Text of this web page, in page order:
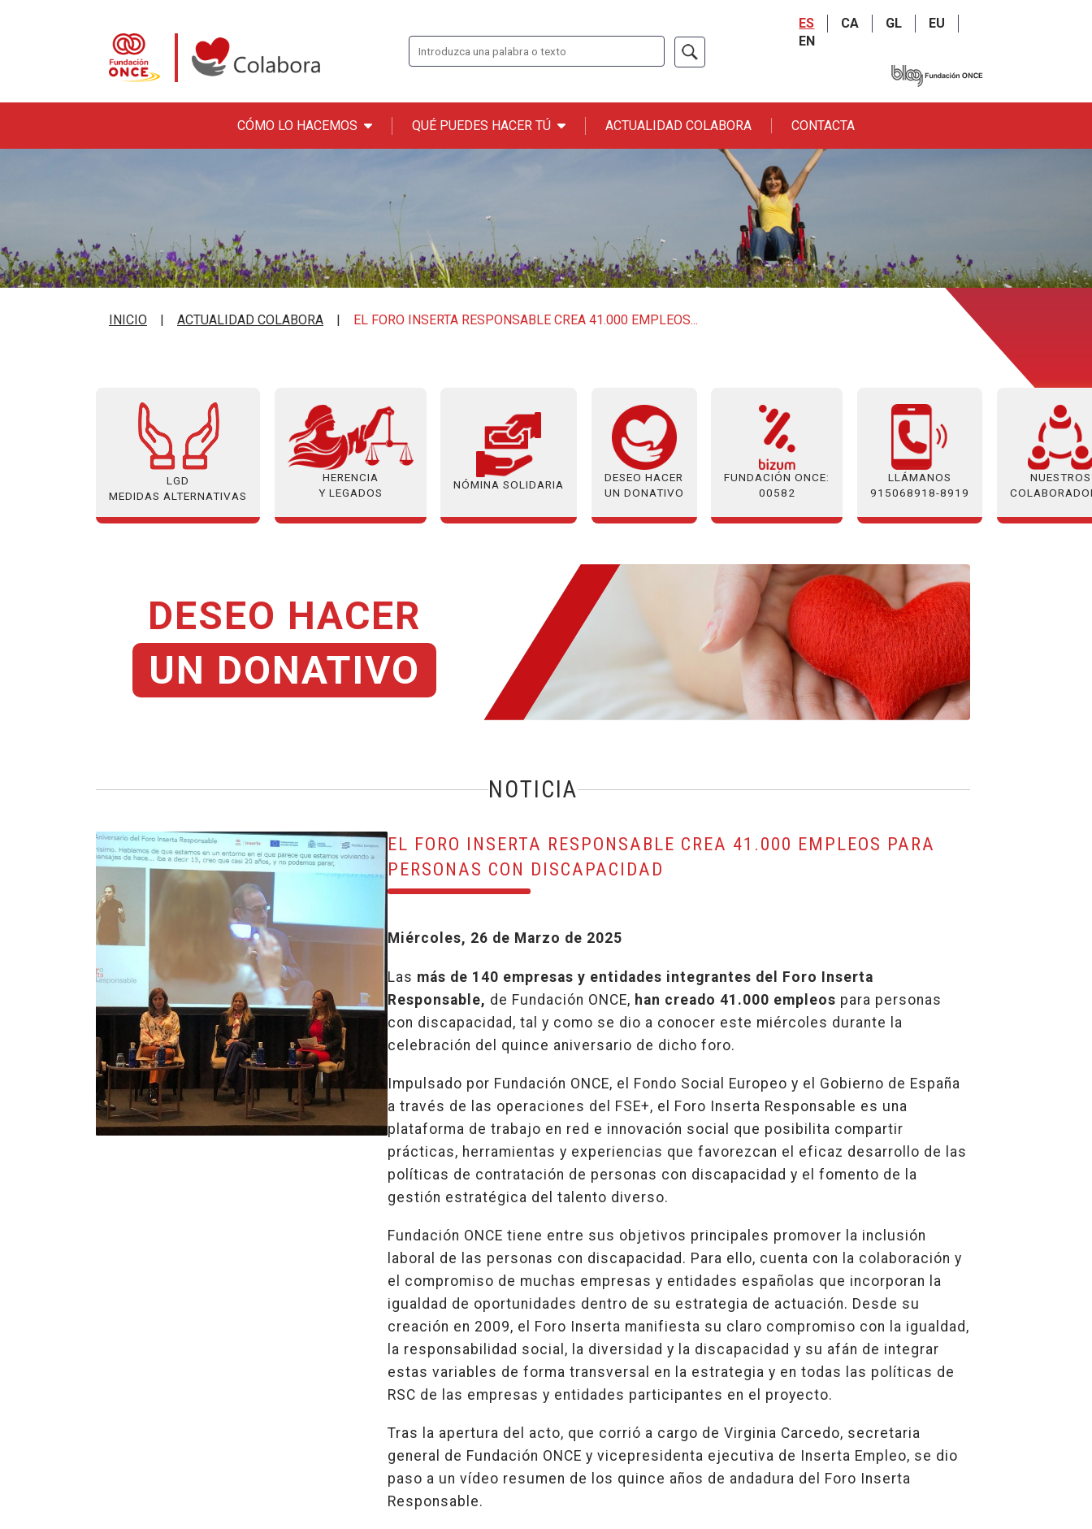
Colabora con la Fundación ONCE
Buscar
ES CA GL
EU
EN
CÓMO LO HACEMOS QUÉ PUEDES HACER TÚ ACTUALIDAD COLABORA CONTACTA
INICIO ACTUALIDAD COLABORA EL FORO INSERTA RESPONSABLE CREA 41.000 EMPLEOS...
LGD
MEDIDAS ALTERNATIVAS
HERENCIA
Y LEGADOS
NÓMINA SOLIDARIA
DESEO HACER
UN DONATIVO
FUNDACIÓN ONCE:
00582
LLÁMANOS
915068918-8919
NUESTROS
DESEO HACER
UN DONATIVO
NOTICIA
EL FORO INSERTA RESPONSABLE CREA 41.000 EMPLEOS PARA
PERSONAS CON DISCAPACIDAD
Miércoles, 26 de Marzo de 2025
Las más de 140 empresas y entidades integrantes del Foro Inserta
Responsable, de Fundación ONCE, han creado 41.000 empleos para personas
con discapacidad, tal y como se dio a conocer este miércoles durante la
celebración del quince aniversario de dicho foro.
Impulsado por Fundación ONCE, el Fondo Social Europeo y el Gobierno de España
a través de las operaciones del FSE+, el Foro Inserta Responsable es una
plataforma de trabajo en red e innovación social que posibilita compartir
prácticas, herramientas y experiencias que favorezcan el eficaz desarrollo de las
políticas de contratación de personas con discapacidad y el fomento de la
gestión estratégica del talento diverso.
Fundación ONCE tiene entre sus objetivos principales promover la inclusión
laboral de las personas con discapacidad. Para ello, cuenta con la colaboración y
el compromiso de muchas empresas y entidades españolas que incorporan la
igualdad de oportunidades dentro de su estrategia de actuación. Desde su
creación en 2009, el Foro Inserta manifiesta su claro compromiso con la igualdad,
la responsabilidad social, la diversidad y la discapacidad y su afán de integrar
estas variables de forma transversal en la estrategia y en todas las políticas de
RSC de las empresas y entidades participantes en el proyecto.
Tras la apertura del acto, que corrió a cargo de Virginia Carcedo, secretaria
general de Fundación ONCE y vicepresidenta ejecutiva de Inserta Empleo, se dio
paso a un vídeo resumen de los quince años de andadura del Foro Inserta
Responsable.